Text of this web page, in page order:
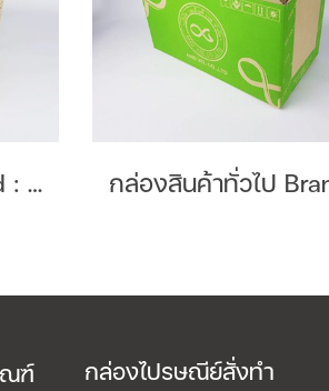
กล่องอุปกรณ์ Brand : Scuncommerce
ณฑ์ กล่องไปรษณีย์สั่งทำ